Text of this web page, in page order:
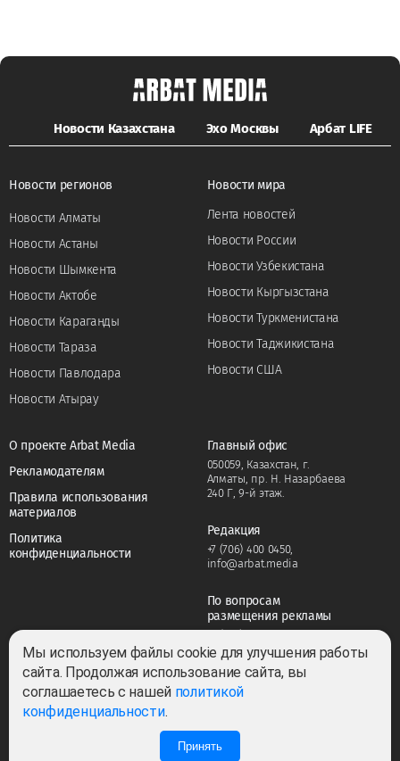
Новости Казахстана Эхо Москвы Арбат LIFE
Новости регионов
Новости Алматы
Новости Астаны
Новости Шымкента
Новости Актобе
Новости Караганды
Новости Тараза
Новости Павлодара
Новости Атырау
Новости мира
Лента новостей
Новости России
Новости Узбекистана
Новости Кыргызстана
Новости Туркменистана
Новости Таджикистана
Новости США
О проекте Arbat Media
Рекламодателям
Правила использования
материалов
Политика
конфиденциальности
Главный офис
050059, Казахстан, г.
Алматы, пр. Н. Назарбаева
240 Г, 9-й этаж.
Редакция
+7 (706) 400 0450,
info@arbat.media
По вопросам
размещения рекламы
adv@arbat.media
Мы используем файлы cookie для улучшения работы
сайта. Продолжая использование сайта, вы
соглашаетесь с нашей политикой
конфиденциальности.
Принять